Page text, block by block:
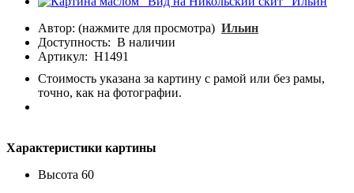
Автор: (нажмите для просмотра) Ильин
Доступность: В наличии
Артикул: Н1491
Стоимость указана за картину с рамой или без рамы,
точно, как на фотографии.
Характеристики картины
Высота 60